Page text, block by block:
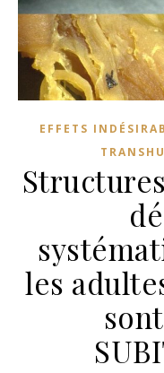
EFFETS
les